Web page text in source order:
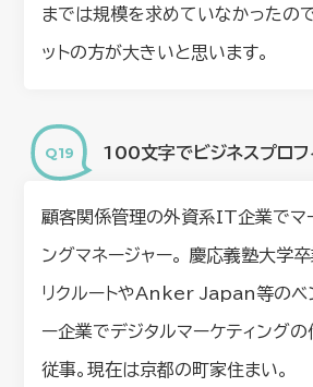
までは規模を求めていなかったので
ットの方が大きいと思います。
100文字でビジネスプロフ
顧客関係管理の外資系IT企業でマ
ングマネージャー。 慶応義塾大学卒
リクルートやAnker Japan等のベ
ー企業でデジタルマーケティングの
従事。現在は京都の町家住まい。